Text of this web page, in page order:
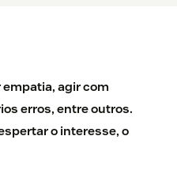
agir com
erros, entre outros.
o interesse, o